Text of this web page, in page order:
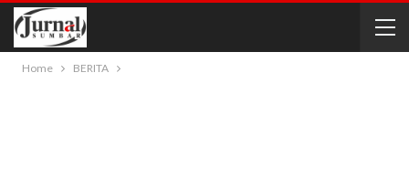
Home BERITA